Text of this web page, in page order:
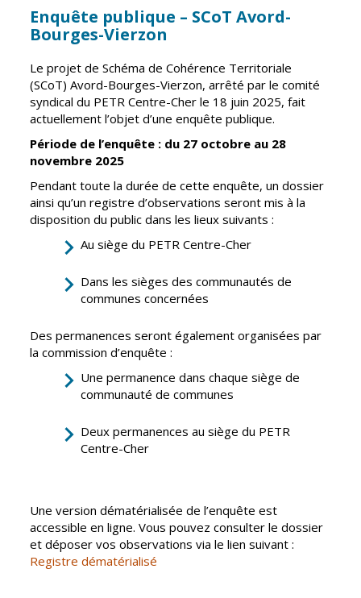
Ville
Marchés
Cimetières
Titres
d'identité
État civil
Élections
Jumelages
Publication des
actes
administratifs
Journal
Actualités
Agenda
Multi-accueil
Scolarité
Établissements
scolaires
Accueil avant
et après classe
éducative et
inclusion
Inscriptions
2027
Centres de
Espace jeunes
information
municipale
Santé et
solidarité
Culture et
Enquête publique – SCoT Avord-
Bourges-Vierzon
Le projet de Schéma de Cohérence Territoriale
(SCoT) Avord-Bourges-Vierzon, arrêté par le comité
syndical du PETR Centre-Cher le 18 juin 2025, fait
actuellement l’objet d’une enquête publique.
Période de l’enquête : du 27 octobre au 28
novembre 2025
Pendant toute la durée de cette enquête, un dossier
ainsi qu’un registre d’observations seront mis à la
disposition du public dans les lieux suivants :
Au siège du PETR Centre-Cher
Dans les sièges des communautés de
communes concernées
Des permanences seront également organisées par
la commission d’enquête :
Une permanence dans chaque siège de
communauté de communes
Deux permanences au siège du PETR
Centre-Cher
Une version dématérialisée de l’enquête est
accessible en ligne. Vous pouvez consulter le dossier
et déposer vos observations via le lien suivant :
Registre dématérialisé